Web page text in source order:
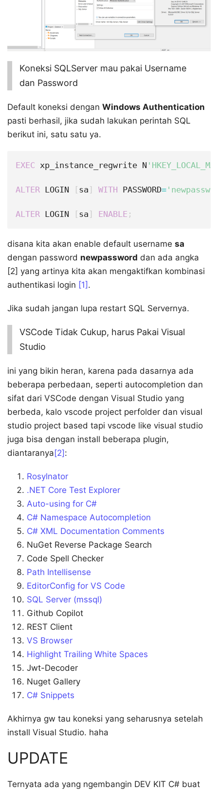
Koneksi SQLServer mau pakai Username
dan Password
Default koneksi dengan Windows Authentication
pasti berhasil, jika sudah lakukan perintah SQL
berikut ini, satu satu ya.
EXEC xp_instance_regwrite N
ALTER LOGIN [ sa ] WITH PASSWORD=
ALTER LOGIN [ sa ] ENABLE ;
disana kita akan enable default username sa
dengan password newpassword dan ada angka
[2] yang artinya kita akan mengaktifkan kombinasi
authentikasi login [1] .
Jika sudah jangan lupa restart SQL Servernya.
VSCode Tidak Cukup, harus Pakai Visual
Studio
ini yang bikin heran, karena pada dasarnya ada
beberapa perbedaan, seperti autocompletion dan
sifat dari VSCode dengan Visual Studio yang
berbeda, kalo vscode project perfolder dan visual
studio project based tapi vscode like visual studio
juga bisa dengan install beberapa plugin,
diantaranya[2]:
Rosylnator
.NET Core Test Explorer
Auto-using for C#
C# Namespace Autocompletion
C# XML Documentation Comments
NuGet Reverse Package Search
Code Spell Checker
Path Intellisense
EditorConfig for VS Code
SQL Server (mssql)
Github Copilot
REST Client
VS Browser
Highlight Trailing White Spaces
Jwt-Decoder
Nuget Gallery
C# Snippets
Akhirnya gw tau koneksi yang seharusnya setelah
install Visual Studio. haha
UPDATE
Ternyata ada yang ngembangin DEV KIT C# buat